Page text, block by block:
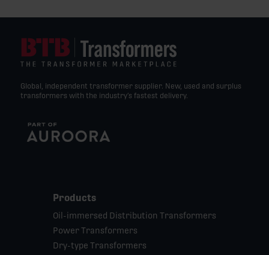
Global, independent transformer supplier. New, used and surplus
transformers with the industry’s fastest delivery.
Products
Oil-immersed Distribution Transformers
Power Transformers
Dry-type Transformers